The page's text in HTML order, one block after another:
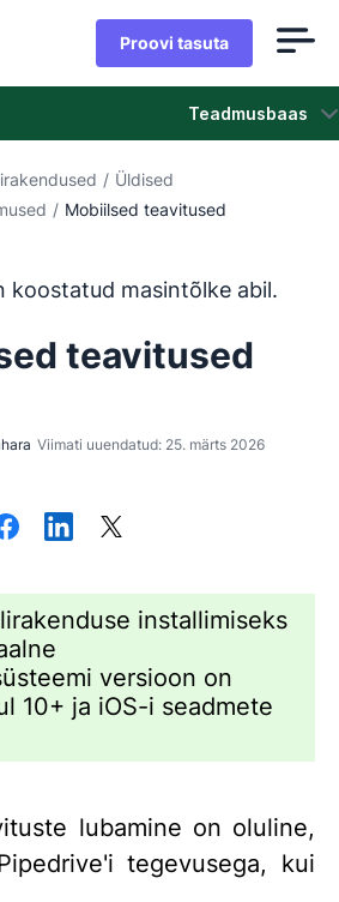
Proovi tasuta
Teadmusbaas
/ Üldised
/ Mobiilsed teavitused
inglise keelest
koostatud masintõlke abil.
teavitused
Viimati uuendatud: 25. märts 2026
installimiseks
versioon on
10+ ja iOS-i seadmete
lubamine on oluline,
tegevusega, kui